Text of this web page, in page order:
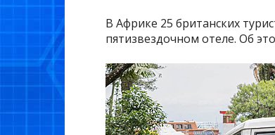
В Африке 25 британских
пятизвездочном отеле. Об